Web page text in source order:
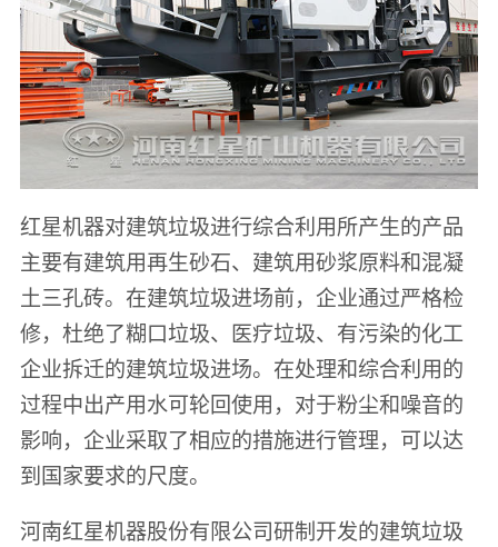
红星机器对建筑垃圾进行综合利用所产生的产品
主要有建筑用再生砂石、建筑用砂浆原料和混凝
土三孔砖。在建筑垃圾进场前，企业通过严格检
修，杜绝了糊口垃圾、医疗垃圾、有污染的化工
企业拆迁的建筑垃圾进场。在处理和综合利用的
过程中出产用水可轮回使用，对于粉尘和噪音的
影响，企业采取了相应的措施进行管理，可以达
到国家要求的尺度。
河南红星机器股份有限公司研制开发的建筑垃圾